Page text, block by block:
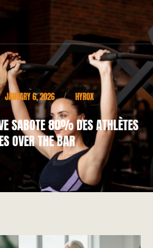
JANUARY 6, 2026 / HYROX
SABOTE 80% DES ATHLÈTES
OVER THE BAR